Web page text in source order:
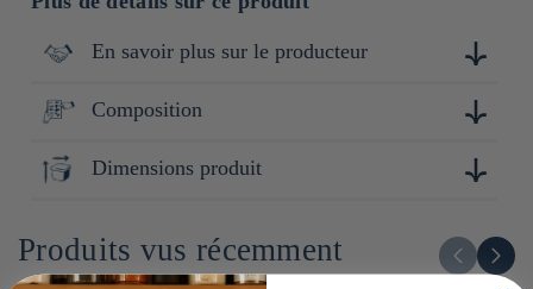
En savoir plus sur le producteur
Touga est une marque réputée pour sa maîtrise de la
simplicité et à la qualité, Touga conçoit des produits durables
et pratiques, adaptés à un usage quotidien tout en apportant
Composition
CéramiqueDimensions produit
Produits vus récemment